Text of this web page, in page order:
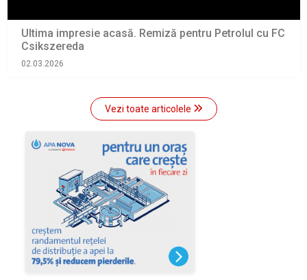
Ultima impresie acasă. Remiză pentru Petrolul cu FC
Csikszereda
02.03.2026
Vezi toate articolele